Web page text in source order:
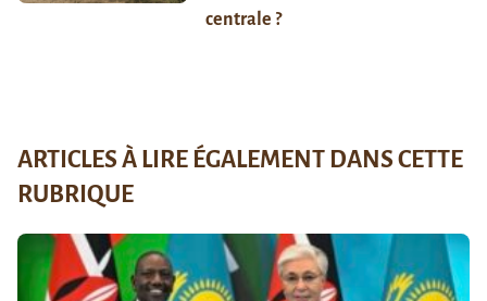
centrale ?
ARTICLES À LIRE ÉGALEMENT DANS CETTE
RUBRIQUE